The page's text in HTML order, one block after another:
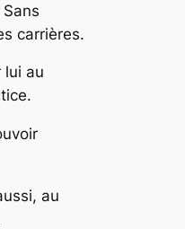
carrières.
lui au
au